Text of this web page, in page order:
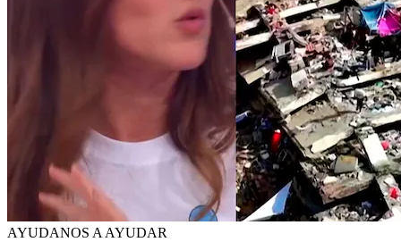
AYUDANOS A AYUDAR